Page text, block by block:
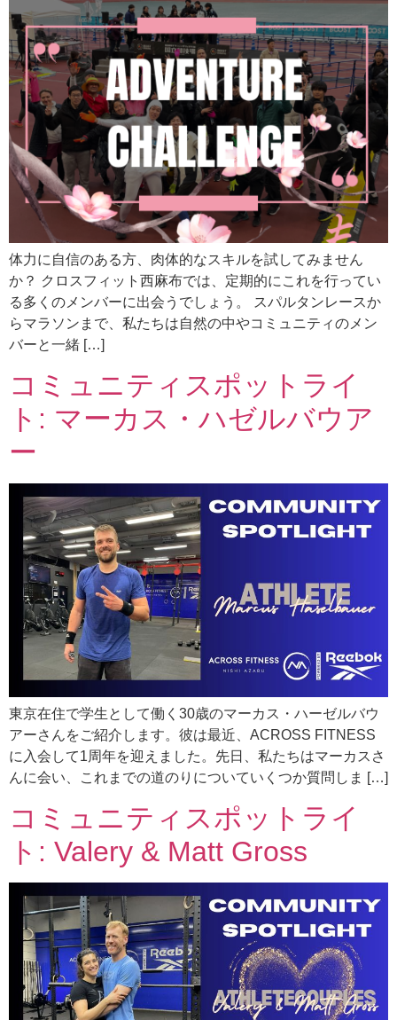
体力に自信のある方、肉体的なスキルを試してみません
か？ クロスフィット西麻布では、定期的にこれを行ってい
る多くのメンバーに出会うでしょう。 スパルタンレースか
らマラソンまで、私たちは自然の中やコミュニティのメン
バーと一緒 […]
コミュニティスポットライ
ト: マーカス・ハゼルバウア
ー
東京在住で学生として働く30歳のマーカス・ハーゼルバウ
アーさんをご紹介します。彼は最近、ACROSS FITNESS
に入会して1周年を迎えました。先日、私たちはマーカスさ
んに会い、これまでの道のりについていくつか質問しま […]
コミュニティスポットライ
ト: Valery & Matt Gross